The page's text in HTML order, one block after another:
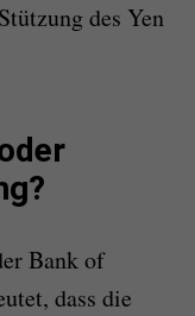
des Yen
Bank of
dass die